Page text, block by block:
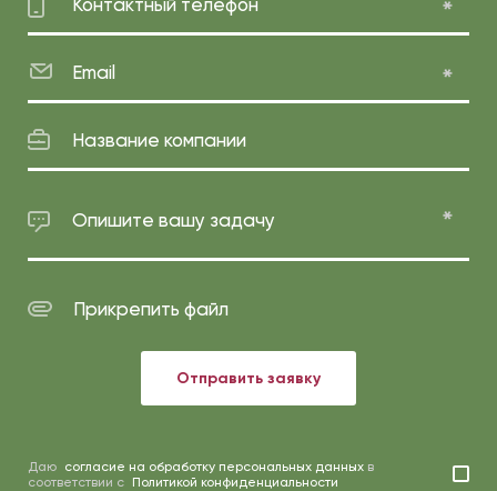
Email
Название компании
Опишите вашу задачу
Прикрепить файл
Отправить заявку
Даю согласие на обработку персональных данных в
соответствии с Политикой конфиденциальности